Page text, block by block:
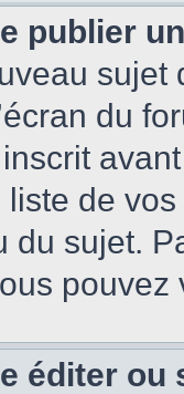
publier
du
de
du sujet.
éditer